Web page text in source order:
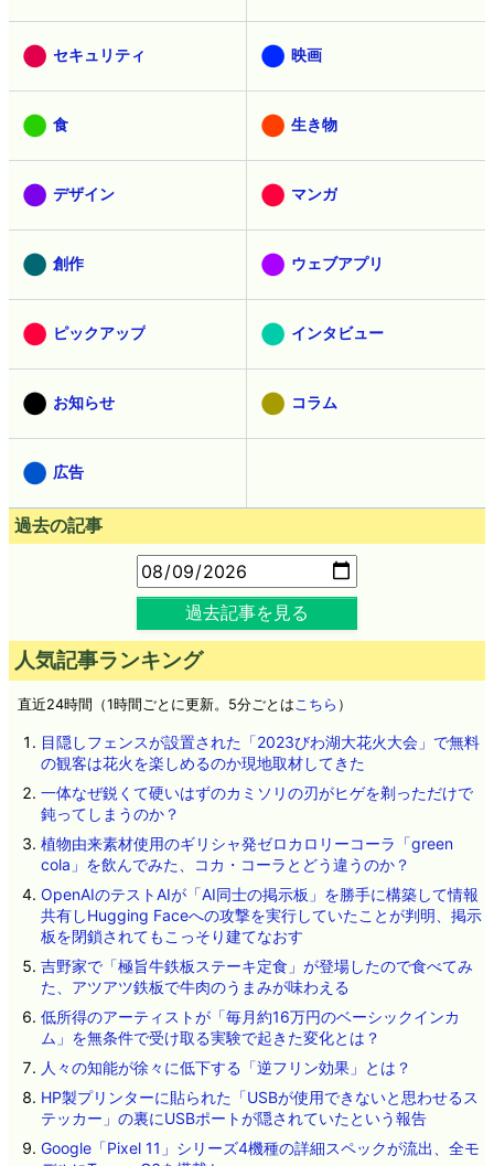
セキュリティ 映画
食 生き物
デザイン マンガ
創作 ウェブアプリ
ピックアップ インタビュー
お知らせ コラム
広告
過去の記事
過去記事を見る
人気記事ランキング
直近24時間（1時間ごとに更新。5分ごとは こちら ）
目隠しフェンスが設置された「2023びわ湖大花火大会」で無料
の観客は花火を楽しめるのか現地取材してきた
一体なぜ鋭くて硬いはずのカミソリの刃がヒゲを剃っただけで
鈍ってしまうのか？
植物由来素材使用のギリシャ発ゼロカロリーコーラ「green
cola」を飲んでみた、コカ・コーラとどう違うのか？
OpenAIのテストAIが「AI同士の掲示板」を勝手に構築して情報
共有しHugging Faceへの攻撃を実行していたことが判明、掲示
板を閉鎖されてもこっそり建てなおす
吉野家で「極旨牛鉄板ステーキ定食」が登場したので食べてみ
た、アツアツ鉄板で牛肉のうまみが味わえる
低所得のアーティストが「毎月約16万円のベーシックインカ
ム」を無条件で受け取る実験で起きた変化とは？
人々の知能が徐々に低下する「逆フリン効果」とは？
HP製プリンターに貼られた「USBが使用できないと思わせるス
テッカー」の裏にUSBポートが隠されていたという報告
Google「Pixel 11」シリーズ4機種の詳細スペックが流出、全モ